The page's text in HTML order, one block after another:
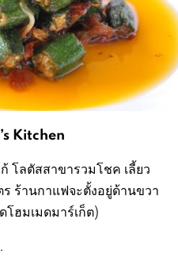
Kitchen
โลตัสสาขารวมโชค เลี้ยว
ร้านกาแฟจะตั้งอยู่ด้านขวา
ฮมเมดมาร์เก็ต)